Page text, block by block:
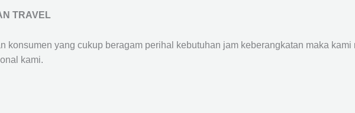
TRAVEL
konsumen yang cukup beragam perihal kebutuhan jam keberangkatan maka
kami.